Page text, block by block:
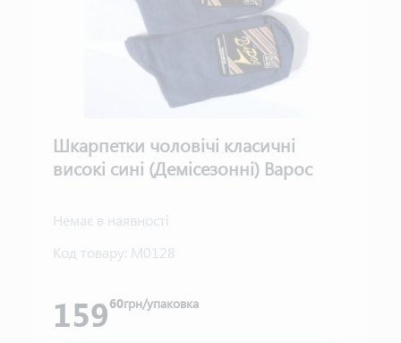
Шкарпетки чоловічі класичні
високі сині (Демісезонні) Варос
Немає в наявності
Код товару: М0128
15960грн/упаковка